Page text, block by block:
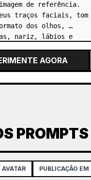
de referência.
traços faciais, tom
dos olhos,
nariz, lábios e
AGORA
PROMPTS
AVATAR PUBLICAÇÃO